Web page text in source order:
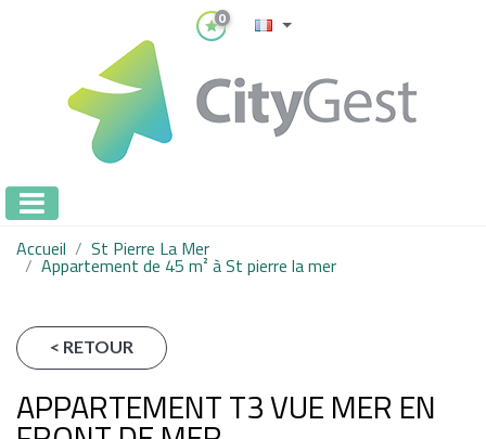
0
Accueil St Pierre La Mer
Appartement de 45 m² à St pierre la mer
< RETOUR
APPARTEMENT T3 VUE MER EN